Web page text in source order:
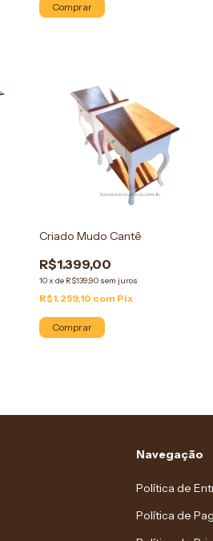
Comprar
Criado Mudo Cantê
R$1.399,00
10x de R$139,90 sem juros
R$1.259,10 com Pix
Comprar
Navegação
Política de
Política de